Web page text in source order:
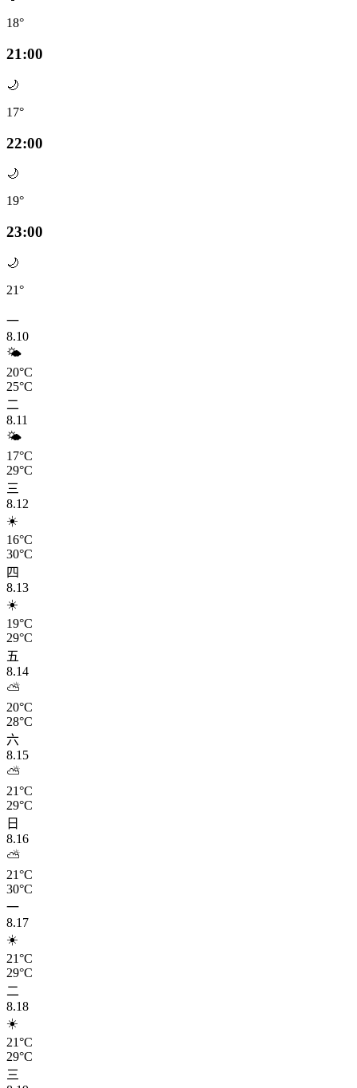
18°
21:00
🌙
17°
22:00
🌙
19°
23:00
🌙
21°
一
8.10
🌤️
20°C
25°C
二
8.11
🌤️
17°C
29°C
三
8.12
☀️
16°C
30°C
四
8.13
☀️
19°C
29°C
五
8.14
⛅
20°C
28°C
六
8.15
⛅
21°C
29°C
日
8.16
⛅
21°C
30°C
一
8.17
☀️
21°C
29°C
二
8.18
☀️
21°C
29°C
三